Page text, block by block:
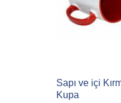
Sapı ve içi
Kupa